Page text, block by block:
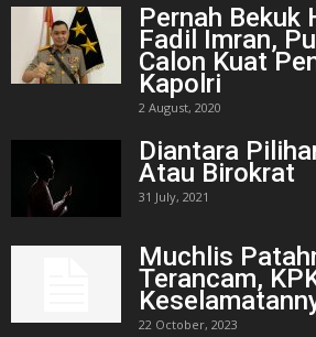
Pernah Bekuk
Fadil Imran,
Calon Kuat
Kapolri
2 August, 2020
Diantara
Atau Birokrat
31 July, 2021
Muchlis
Terancam,
22 October, 2023